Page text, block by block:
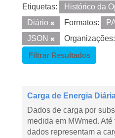
Etiquetas: Histórico da
Diário
Formatos:
JSON
Organizações:
Filtrar Resultados
Carga de Energia
Dados de carga por
medida em MWmed.
dados representam a